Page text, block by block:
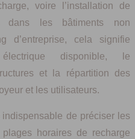
voire l’installation de
dans les bâtiments non
d’entreprise, cela signifie
disponible, le
et la répartition des
et les utilisateurs.
de préciser les
horaires de recharge